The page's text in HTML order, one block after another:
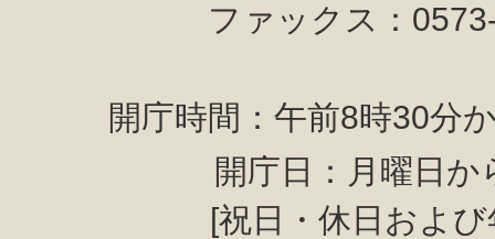
ファックス：
開庁時間：午前8時30分
開庁日：月曜日か
[祝日・休日およ